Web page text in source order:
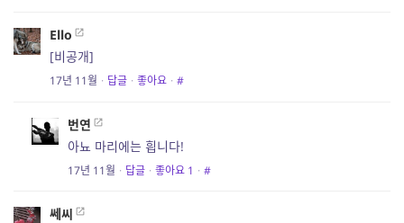
Ello
[비공개]
17년 11월 · 답글 · 좋아요 · #
번연
아뇨 마리에는 흽니다!
17년 11월 · 답글 · 좋아요 1 · #
쎄씨